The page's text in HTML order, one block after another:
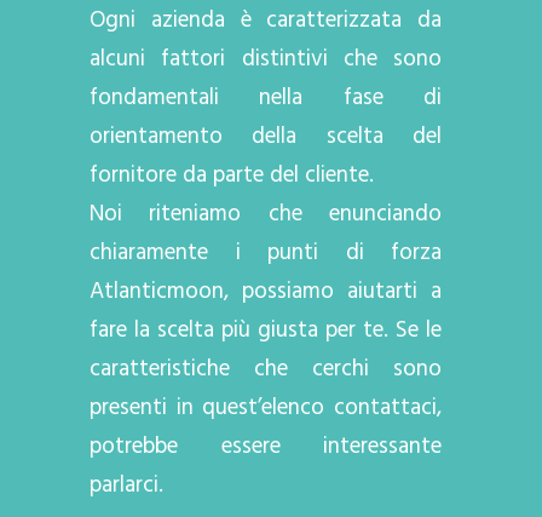
Ogni azienda è caratterizzata da
alcuni fattori distintivi che sono
fondamentali nella fase di
orientamento della scelta del
fornitore da parte del cliente.
Noi riteniamo che enunciando
chiaramente i punti di forza
Atlanticmoon, possiamo aiutarti a
fare la scelta più giusta per te. Se le
caratteristiche che cerchi sono
presenti in quest’elenco contattaci,
potrebbe essere interessante
parlarci.